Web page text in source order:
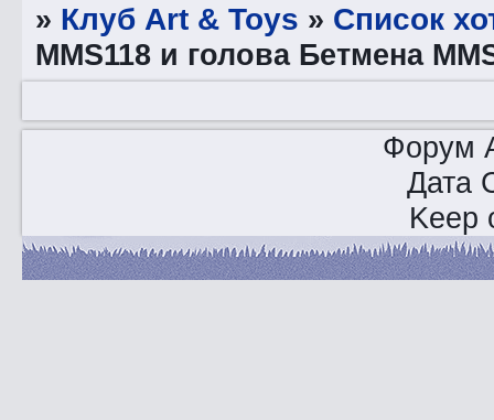
» Клуб Art & Toys » Список
MMS118 и голова Бетмена
Форум
Дата
Keep